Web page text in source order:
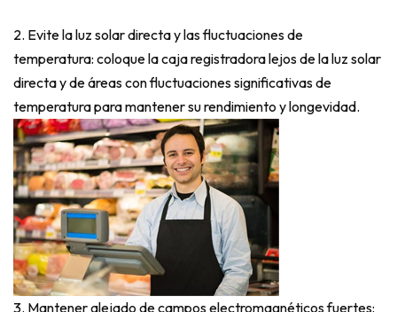
2. Evite la luz solar directa y las fluctuaciones de
temperatura: coloque la caja registradora lejos de la luz solar
directa y de áreas con fluctuaciones significativas de
temperatura para mantener su rendimiento y longevidad.
3. Mantener alejado de campos electromagnéticos fuertes: